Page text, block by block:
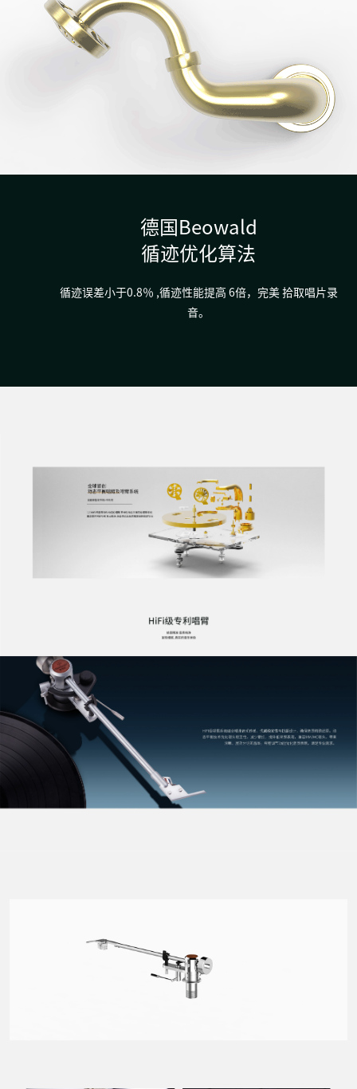
德国Beowald
循迹优化算法
循迹误差小于0.8％ ,循迹性能提高 6倍，完美 拾取唱片录
音。